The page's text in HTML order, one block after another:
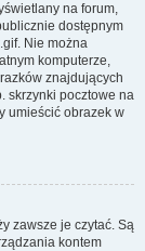
na forum,
dostępnym
Nie można
komputerze,
znajdujących
skrzynki pocztowe na
umieścić obrazek w
zawsze je czytać. Są
kontem